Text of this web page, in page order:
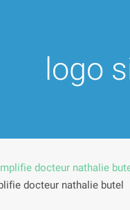
logo
docteur nathalie butel